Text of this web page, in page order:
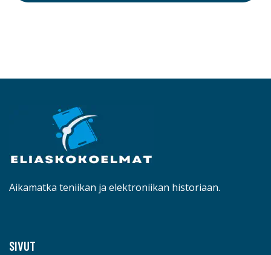
Aikamatka teniikan ja elektroniikan historiaan.
SIVUT